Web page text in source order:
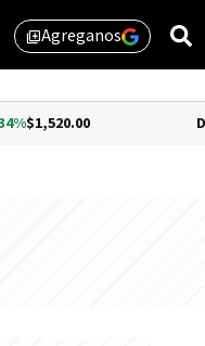
library_addAgreganos
-